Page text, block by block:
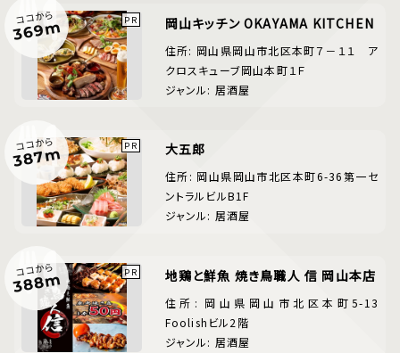
ココから
369m 岡山キッチン OKAYAMA KITCHEN
住所: 岡山県岡山市北区本町７－１１ ア
クロスキューブ岡山本町１Ｆ
ジャンル: 居酒屋
ココから
387m 大五郎
住所: 岡山県岡山市北区本町6-36第一セ
ントラルビルB1F
ジャンル: 居酒屋
ココから
388m 地鶏と鮮魚 焼き鳥職人 信 岡山本店
住所: 岡山県岡山市北区本町5-13
Foolishビル2階
ジャンル: 居酒屋